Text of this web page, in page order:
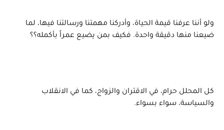
ولو أننا عرفنا قيمة الحياة، وأدركنا مهمتنا ورسالتنا فيها، لما
ضيعنا منها دقيقة واحدة. فكيف بمن يضيع عمراً بأكمله؟؟
كل المحلل حرام، في الاقتران والزواج، كما في الانقلاب
والسياسة، سواء بسواء.